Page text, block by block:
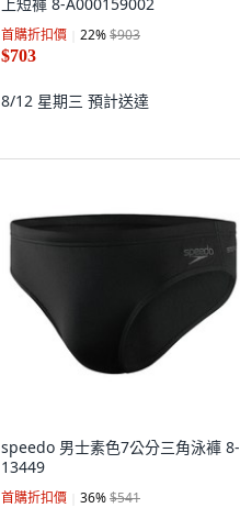
首購折扣價 22%$903
$703
8/12 星期三 預計送達
speedo 男士素色7公分三角泳褲 8-
13449
首購折扣價 36%$541